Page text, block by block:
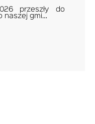
przeszły do
naszej gmi…